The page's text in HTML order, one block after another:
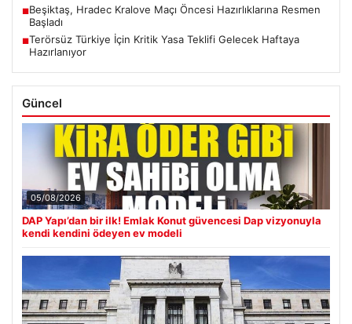
■Beşiktaş, Hradec Kralove Maçı Öncesi Hazırlıklarına Resmen
Başladı
■Terörsüz Türkiye İçin Kritik Yasa Teklifi Gelecek Haftaya
Hazırlanıyor
Güncel
05/08/2026
DAP Yapı’dan bir ilk! Emlak Konut güvencesi Dap vizyonuyla
kendi kendini ödeyen ev modeli